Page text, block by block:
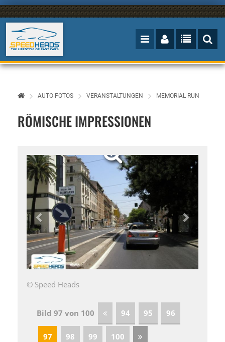
AUTO-FOTOS VERANSTALTUNGEN MEMORIAL RUN
RÖMISCHE IMPRESSIONEN
© Speed Heads
Bild 97 von 100 94 95 96
97 98 99 100